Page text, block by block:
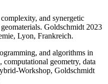
and synergetic
Goldschmidt 2023
Lyon, Frankreich.
and algorithms in
geometry, data
Workshop, Goldschmidt